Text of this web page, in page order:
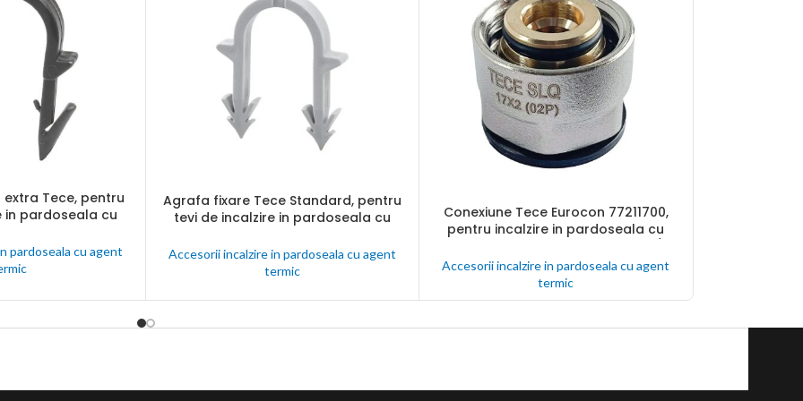
Tece, pentru
in pardoseala cu
pardoseala cu agent
CITEȘTE MAI MULT
Agrafa fixare Tece Standard, pentru
tevi de incalzire in pardoseala cu
bucati
Accesorii incalzire in pardoseala cu agent
termic
CITEȘTE MAI MULT
Conexiune Tece Eurocon 77211700,
pentru incalzire in pardoseala cu
Accesorii incalzire in pardoseala cu agent
termic